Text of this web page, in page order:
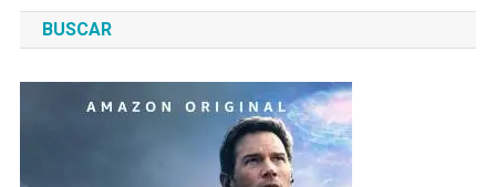
entradas
BUSCAR